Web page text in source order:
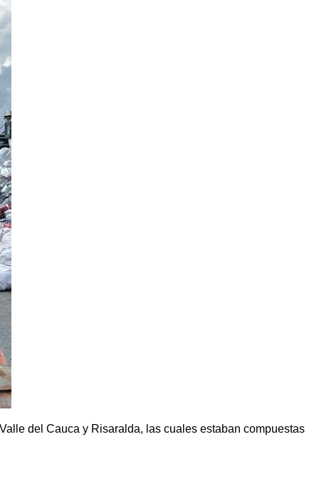
del Cauca y Risaralda, las cuales estaban compuestas